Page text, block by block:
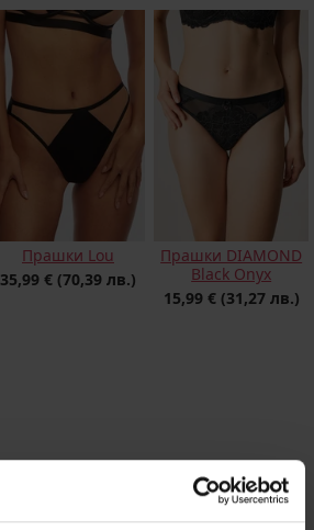
Прашки Lou
35,99 € (70,39 лв.)
Прашки DIAMOND
Black Onyx
15,99 € (31,27 лв.)